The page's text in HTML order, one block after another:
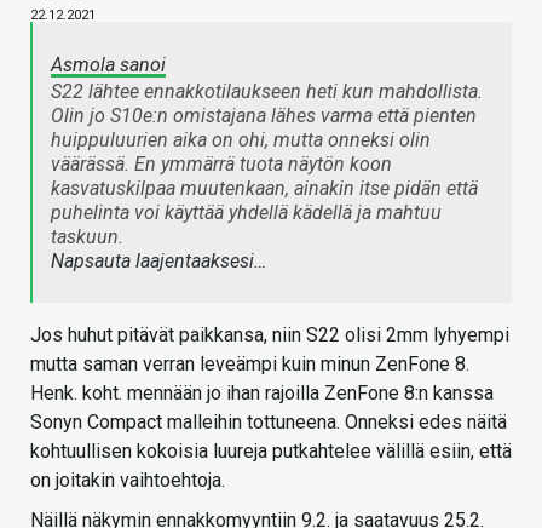
22.12.2021
Asmola sanoi
S22 lähtee ennakkotilaukseen heti kun mahdollista.
Olin jo S10e:n omistajana lähes varma että pienten
huippuluurien aika on ohi, mutta onneksi olin
väärässä. En ymmärrä tuota näytön koon
kasvatuskilpaa muutenkaan, ainakin itse pidän että
puhelinta voi käyttää yhdellä kädellä ja mahtuu
taskuun.
Napsauta laajentaaksesi…
Jos huhut pitävät paikkansa, niin S22 olisi 2mm lyhyempi
mutta saman verran leveämpi kuin minun ZenFone 8.
Henk. koht. mennään jo ihan rajoilla ZenFone 8:n kanssa
Sonyn Compact malleihin tottuneena. Onneksi edes näitä
kohtuullisen kokoisia luureja putkahtelee välillä esiin, että
on joitakin vaihtoehtoja.
Näillä näkymin ennakkomyyntiin 9.2. ja saatavuus 25.2.